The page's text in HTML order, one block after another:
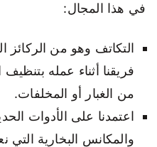
في هذا المجال:
التكاتف وهو من الركائز
فريقنا أثناء عمله
من الغبار أو المخلفات.
اعتمدنا على الأدوات
والمكانس البخارية التي